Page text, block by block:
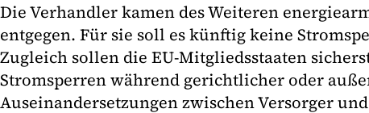
Die Verhandler kamen des Weiteren
entgegen. Für sie soll es künftig keine
Zugleich sollen die EU-Mitgliedsstaaten
Stromsperren während gerichtlicher oder
Auseinandersetzungen zwischen Versorger